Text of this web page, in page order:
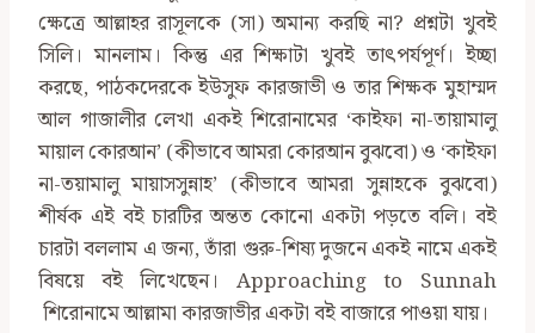
ক্ষেত্রে আল্লাহর রাসূলকে (সা) অমান্য করছি না? প্রশ্নটা খুবই
সিলি। মানলাম। কিন্তু এর শিক্ষাটা খুবই তাৎপর্যপূর্ণ। ইচ্ছা
করছে, পাঠকদেরকে ইউসুফ কারজাভী ও তার শিক্ষক মুহাম্মদ
আল গাজালীর লেখা একই শিরোনামের ‘কাইফা না-তায়ামালু
মায়াল কোরআন’ (কীভাবে আমরা কোরআন বুঝবো) ও ‘কাইফা
না-তয়ামালু মায়াসসুন্নাহ’ (কীভাবে আমরা সুন্নাহকে বুঝবো)
শীর্ষক এই বই চারটির অন্তত কোনো একটা পড়তে বলি। বই
চারটা বললাম এ জন্য, তাঁরা গুরু-শিষ্য দুজনে একই নামে একই
বিষয়ে বই লিখেছেন। Approaching to Sunnah
শিরোনামে আল্লামা কারজাভীর একটা বই বাজারে পাওয়া যায়।